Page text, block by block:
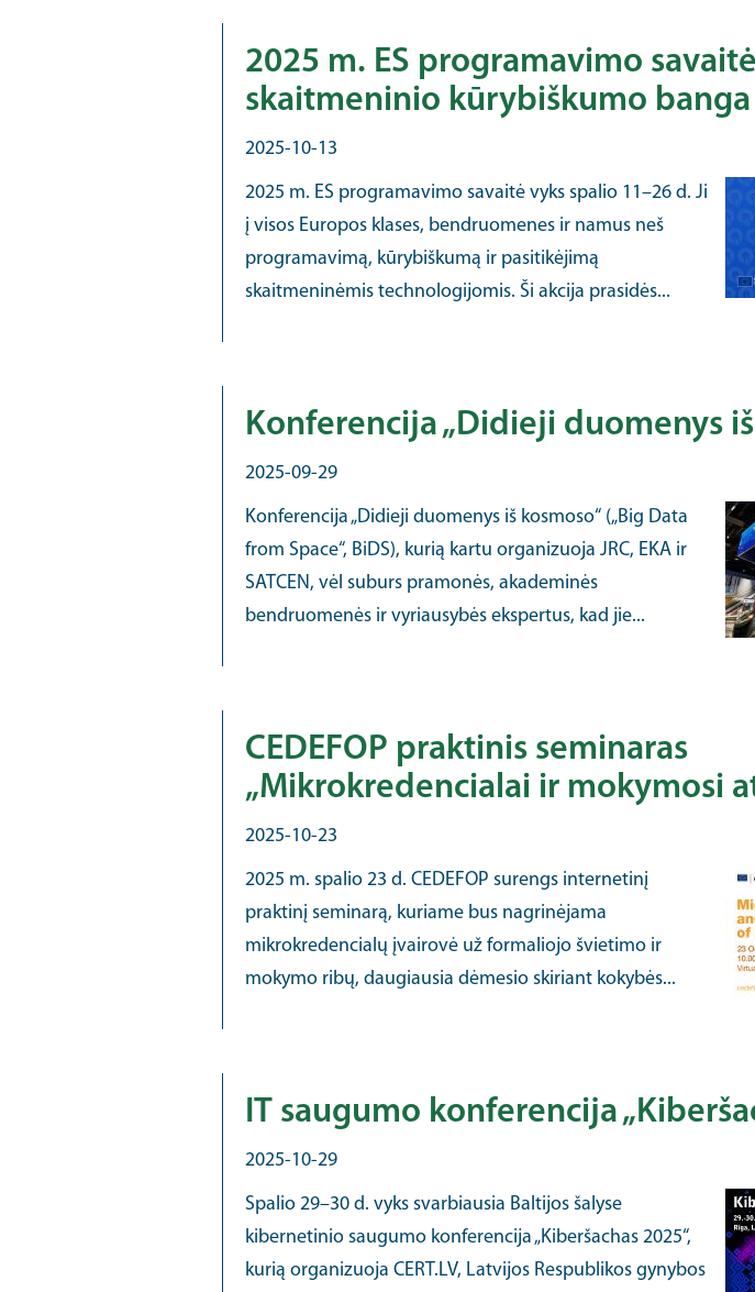
2025 m. ES programavimo
skaitmeninio kūrybiškumo banga
2025-10-13
2025 m. ES programavimo savaitė vyks spalio 11–26 d. Ji
į visos Europos klases, bendruomenes ir namus neš
programavimą, kūrybiškumą ir pasitikėjimą
skaitmeninėmis technologijomis. Ši akcija prasidės...
Konferencija „Didieji duomenys
2025-09-29
Konferencija „Didieji duomenys iš kosmoso“ („Big Data
from Space“, BiDS), kurią kartu organizuoja JRC, EKA ir
SATCEN, vėl suburs pramonės, akademinės
bendruomenės ir vyriausybės ekspertus, kad jie...
CEDEFOP praktinis seminaras
„Mikrokredencialai ir mokymosi
2025-10-23
2025 m. spalio 23 d. CEDEFOP surengs internetinį
praktinį seminarą, kuriame bus nagrinėjama
mikrokredencialų įvairovė už formaliojo švietimo ir
mokymo ribų, daugiausia dėmesio skiriant kokybės...
IT saugumo konferencija
2025-10-29
Spalio 29–30 d. vyks svarbiausia Baltijos šalyse
kibernetinio saugumo konferencija „Kiberšachas 2025“,
kurią organizuoja CERT.LV, Latvijos Respublikos gynybos